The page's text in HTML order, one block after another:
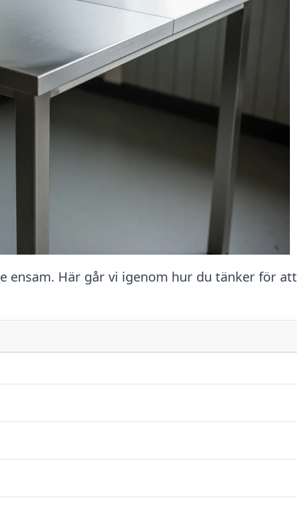
ensam. Här går vi igenom hur du tänker för